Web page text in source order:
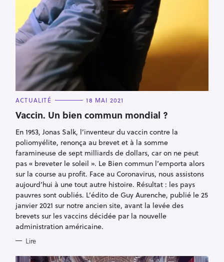
C
T
E
O
I
E
S
ACTUALITÉ 18 MAI 2021
Vaccin. Un bien commun mondial ?
En 1953, Jonas Salk, l’inventeur du vaccin contre la
poliomyélite, renonça au brevet et à la somme
faramineuse de sept milliards de dollars, car on ne peut
pas « breveter le soleil ». Le Bien commun l’emporta alors
sur la course au profit. Face au Coronavirus, nous assistons
aujourd’hui à une tout autre histoire. Résultat : les pays
pauvres sont oubliés. L’édito de Guy Aurenche, publié le 25
janvier 2021 sur notre ancien site, avant la levée des
brevets sur les vaccins décidée par la nouvelle
administration américaine.
Lire